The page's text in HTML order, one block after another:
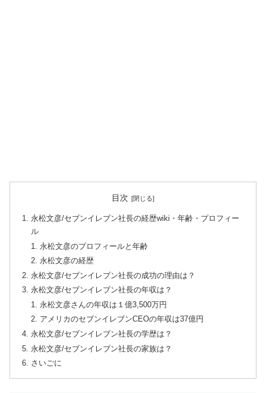
目次
永松文彦/セブンイレブン社長の経歴wiki・年齢・プロフィー
ル
永松文彦のプロフィールと年齢
永松文彦の経歴
永松文彦/セブンイレブン社長の成功の理由は？
永松文彦/セブンイレブン社長の年収は？
永松文彦さんの年収は１億3,500万円
アメリカのセブンイレブンCEOの年収は37億円
永松文彦/セブンイレブン社長の学歴は？
永松文彦/セブンイレブン社長の家族は？
さいごに